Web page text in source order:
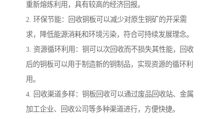
重新熔炼利用，具有较高的经济回报。
2. 环保节能：回收铜板可以减少对原生铜矿的开采需
求，降低能源消耗和环境污染，符合可持续发展理念。
3. 资源循环利用：铜可以次回收而不损失其性能，回收
后的铜板可以用于制造新的铜制品，实现资源的循环利
用。
4. 回收渠道多样：铜板回收可以通过废品回收站、金属
加工企业、回收公司等多种渠道进行，方便快捷。